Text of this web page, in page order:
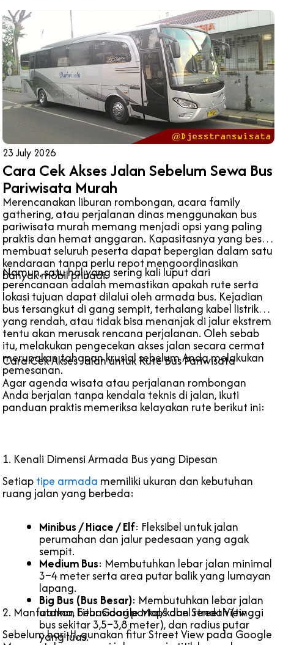
23 July 2026
Cara Cek Akses Jalan Sebelum Sewa Bus
Pariwisata Murah
Merencanakan liburan rombongan, acara family
gathering, atau perjalanan dinas menggunakan bus
pariwisata murah memang menjadi opsi yang paling
praktis dan hemat anggaran. Kapasitasnya yang besar
membuat seluruh peserta dapat bepergian dalam satu
kendaraan tanpa perlu repot mengoordinasikan
banyak mobil pribadi.
Namun, satu hal yang sering kali luput dari
perencanaan adalah memastikan apakah rute serta
lokasi tujuan dapat dilalui oleh armada bus. Kejadian
bus tersangkut di gang sempit, terhalang kabel listrik
yang rendah, atau tidak bisa menanjak di jalur ekstrem
tentu akan merusak rencana perjalanan. Oleh sebab
itu, melakukan pengecekan akses jalan secara cermat
merupakan tahapan krusial sebelum Anda melakukan
pemesanan.
Cara Cek Akses Jalan untuk Rute Bus Pariwisata
Agar agenda wisata atau perjalanan rombongan
Anda berjalan tanpa kendala teknis di jalan, ikuti
panduan praktis memeriksa kelayakan rute berikut ini:
1. Kenali Dimensi Armada Bus yang Dipesan
Setiaptipe armada memiliki ukuran dan kebutuhan
ruang jalan yang berbeda:
Minibus / Hiace / Elf: Fleksibel untuk jalan
perumahan dan jalur pedesaan yang agak
sempit.
Medium Bus: Membutuhkan lebar jalan minimal
3–4 meter serta area putar balik yang lumayan
lapang.
Big Bus (Bus Besar): Membutuhkan lebar jalan
utama, bebas dari portal/kabel rendah (tinggi
bus sekitar 3,5–3,8 meter), dan radius putar
yang luas.
2. Manfaatkan Fitur Google Maps dan Street View
Sebelum hari-H, gunakan fitur Street View pada Google